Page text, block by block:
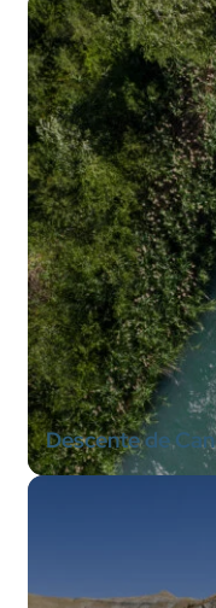
Descente de